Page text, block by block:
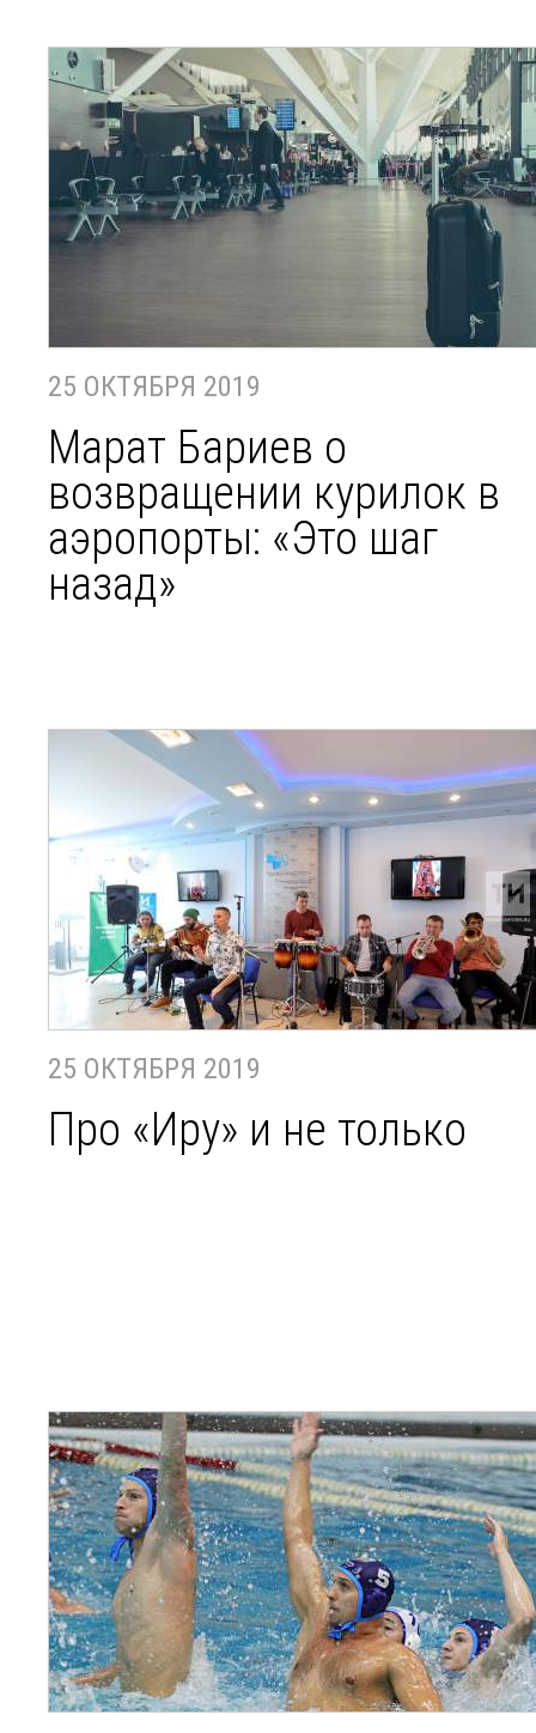
25 ОКТЯБРЯ 2019
Марат Бариев о
возвращении курилок в
аэропорты: «Это шаг
назад»
25 ОКТЯБРЯ 2019
Про «Иру» и не только